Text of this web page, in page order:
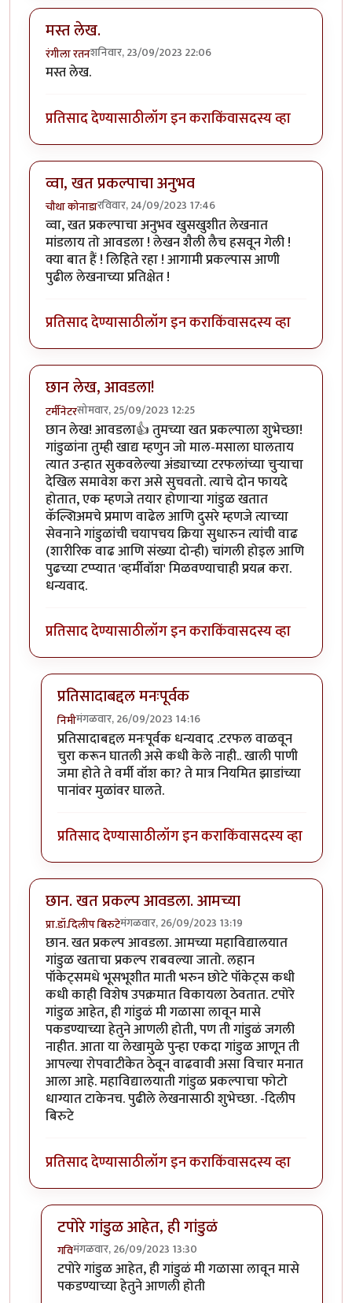
मस्त लेख.
रंगीला रतनशनिवार, 23/09/2023 22:06
मस्त लेख.
प्रतिसाद देण्यासाठीलॉग इन कराकिंवासदस्य व्हा
व्वा, खत प्रकल्पाचा अनुभव
चौथा कोनाडारविवार, 24/09/2023 17:46
व्वा, खत प्रकल्पाचा अनुभव खुसखुशीत लेखनात
मांडलाय तो आवडला ! लेखन शैली लैच हसवून गेली !
क्या बात हैं ! लिहिते रहा ! आगामी प्रकल्पास आणी
पुढील लेखनाच्या प्रतिक्षेत !
प्रतिसाद देण्यासाठीलॉग इन कराकिंवासदस्य व्हा
छान लेख, आवडला!
टर्मीनेटरसोमवार, 25/09/2023 12:25
छान लेख! आवडला👍 तुमच्या खत प्रकल्पाला शुभेच्छा!
गांडुळांना तुम्ही खाद्य म्हणुन जो माल-मसाला घालताय
त्यात उन्हात सुकवलेल्या अंड्याच्या टरफलांच्या चुऱ्याचा
देखिल समावेश करा असे सुचवतो. त्याचे दोन फायदे
होतात, एक म्हणजे तयार होणाऱ्या गांडुळ खतात
कॅल्शिअमचे प्रमाण वाढेल आणि दुसरे म्हणजे त्याच्या
सेवनाने गांडुळांची चयापचय क्रिया सुधारुन त्यांची वाढ
(शारीरिक वाढ आणि संख्या दोन्ही) चांगली होइल आणि
पुढच्या टप्प्यात 'व्हर्मीवॉश' मिळवण्याचाही प्रयत्न करा.
धन्यवाद.
प्रतिसाद देण्यासाठीलॉग इन कराकिंवासदस्य व्हा
प्रतिसादाबद्दल मनःपूर्वक
निमीमंगळवार, 26/09/2023 14:16
In reply toछान लेख, आवडला!byटर्मीनेटर
प्रतिसादाबद्दल मनःपूर्वक धन्यवाद .टरफल वाळवून
चुरा करून घातली असे कधी केले नाही.. खाली पाणी
जमा होते ते वर्मी वॉश का? ते मात्र नियमित झाडांच्या
पानांवर मुळांवर घालते.
प्रतिसाद देण्यासाठीलॉग इन कराकिंवासदस्य व्हा
छान. खत प्रकल्प आवडला. आमच्या
प्रा.डॉ.दिलीप बिरुटेमंगळवार, 26/09/2023 13:19
छान. खत प्रकल्प आवडला. आमच्या महाविद्यालयात
गांडुळ खताचा प्रकल्प राबवल्या जातो. लहान
पॉकेट्समधे भूसभूशीत माती भरुन छोटे पॉकेट्स कधी
कधी काही विशेष उपक्रमात विकायला ठेवतात. टपोरे
गांडुळ आहेत, ही गांडुळं मी गळासा लावून मासे
पकडण्याच्या हेतुने आणली होती, पण ती गांडुळं जगली
नाहीत. आता या लेखामुळे पुन्हा एकदा गांडुळ आणून ती
आपल्या रोपवाटीकेत ठेवून वाढवावी असा विचार मनात
आला आहे. महाविद्यालयाती गांडुळ प्रकल्पाचा फोटो
धाग्यात टाकेनच. पुढीले लेखनासाठी शुभेच्छा. -दिलीप
बिरुटे
प्रतिसाद देण्यासाठीलॉग इन कराकिंवासदस्य व्हा
टपोरे गांडुळ आहेत, ही गांडुळं
गविमंगळवार, 26/09/2023 13:30
In reply toछान. खत प्रकल्प आवडला. आमच्याby
टपोरे गांडुळ आहेत, ही गांडुळं मी गळासा लावून मासे
पकडण्याच्या हेतुने आणली होती